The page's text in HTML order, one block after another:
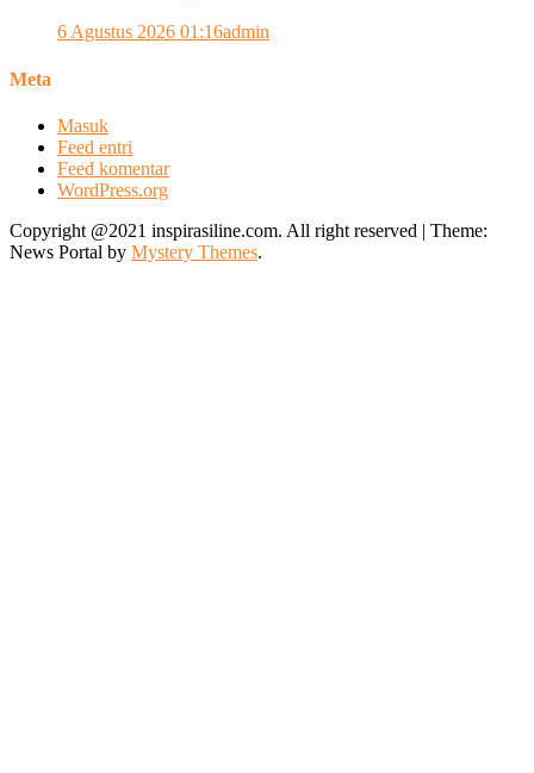
6 Agustus 2026 01:16admin
Meta
Masuk
Feed entri
Feed komentar
WordPress.org
Copyright @2021 inspirasiline.com. All right reserved | Theme:
News Portal by Mystery Themes.